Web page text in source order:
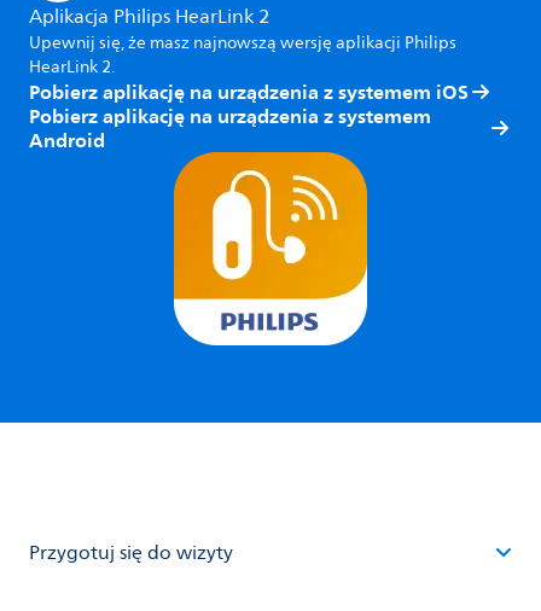
Aplikacja Philips HearLink 2
Upewnij się, że masz najnowszą wersję aplikacji Philips
HearLink 2.
Pobierz aplikację na urządzenia z systemem iOS
Pobierz aplikację na urządzenia z systemem
Android
Przygotuj się do wizyty